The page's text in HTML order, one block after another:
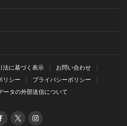
法に基づく表示
お問い合わせ
リシー
プライバシーポリシー
ータの外部送信について